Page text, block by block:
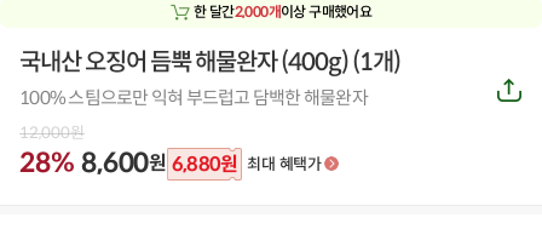
한 달간2,000개이상 구매했어요
국내산 오징어 듬뿍 해물완자 (400g)(1개)
100% 스팀으로만 익혀 부드럽고 담백한 해물완자
12,000원
28% 8,600원 6,880원 최대 혜택가
공
유